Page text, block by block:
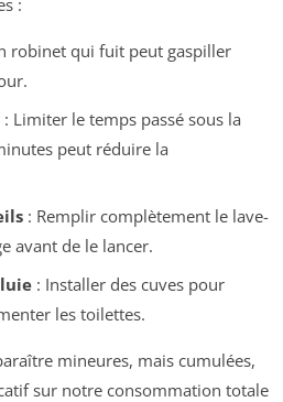
:
robinet qui fuit peut gaspiller
: Limiter le temps passé sous la
peut réduire la
: Remplir complètement le lave-
avant de le lancer.
: Installer des cuves pour
les toilettes.
mineures, mais cumulées,
sur notre consommation totale